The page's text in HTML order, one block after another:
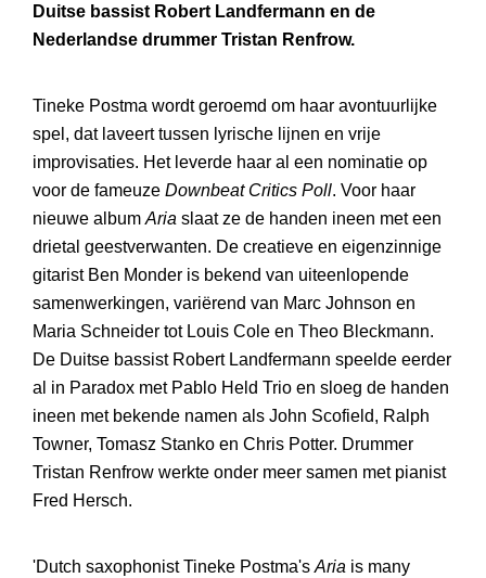
Duitse bassist Robert Landfermann en de
Nederlandse drummer Tristan Renfrow.
Tineke Postma wordt geroemd om haar avontuurlijke
spel, dat laveert tussen lyrische lijnen en vrije
improvisaties. Het leverde haar al een nominatie op
voor de fameuze Downbeat Critics Poll. Voor haar
nieuwe album Aria slaat ze de handen ineen met een
drietal geestverwanten. De creatieve en eigenzinnige
gitarist Ben Monder is bekend van uiteenlopende
samenwerkingen, variërend van Marc Johnson en
Maria Schneider tot Louis Cole en Theo Bleckmann.
De Duitse bassist Robert Landfermann speelde eerder
al in Paradox met Pablo Held Trio en sloeg de handen
ineen met bekende namen als John Scofield, Ralph
Towner, Tomasz Stanko en Chris Potter. Drummer
Tristan Renfrow werkte onder meer samen met pianist
Fred Hersch.
'Dutch saxophonist Tineke Postma's Aria is many